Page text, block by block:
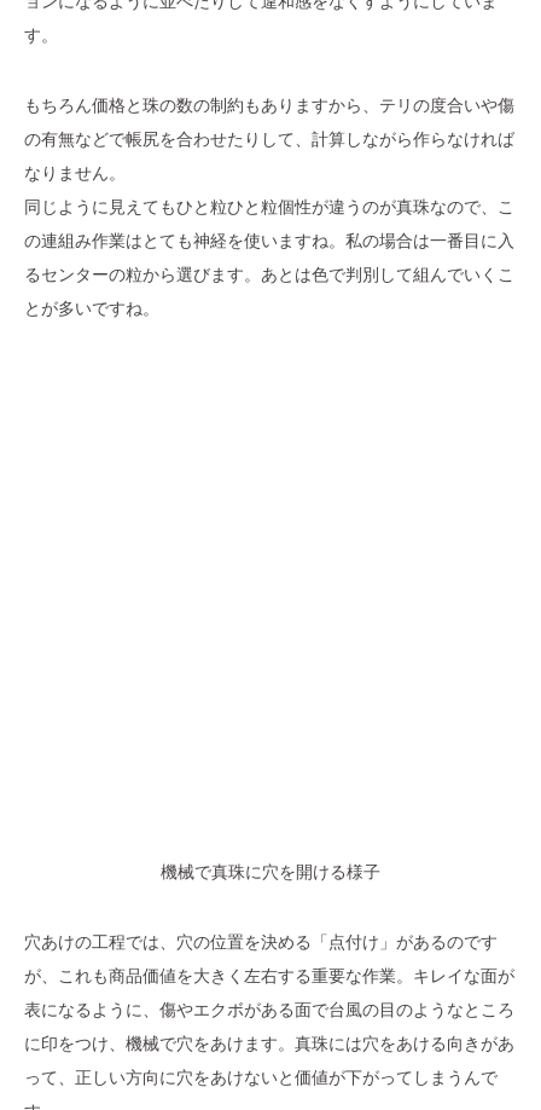
す。
もちろん価格と珠の数の制約もありますから、テリの度合いや傷
の有無などで帳尻を合わせたりして、計算しながら作らなければ
なりません。
同じように見えてもひと粒ひと粒個性が違うのが真珠なので、こ
の連組み作業はとても神経を使いますね。私の場合は一番目に入
るセンターの粒から選びます。あとは色で判別して組んでいくこ
とが多いですね。
機械で真珠に穴を開ける様子
穴あけの工程では、穴の位置を決める「点付け」があるのです
が、これも商品価値を大きく左右する重要な作業。キレイな面が
表になるように、傷やエクボがある面で台風の目のようなところ
に印をつけ、機械で穴をあけます。真珠には穴をあける向きがあ
って、正しい方向に穴をあけないと価値が下がってしまうんで